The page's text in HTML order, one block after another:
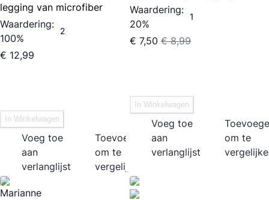
legging van microfiber
Waardering:
100%
2
€ 12,99
In Winkelwagen
Voeg toe
aan
verlanglijst
Toevoegen
om te
vergelijken
Waardering:
20%
1
€ 7,50 € 8,99
In Winkelwagen
Voeg toe
aan
verlanglijst
om te
Marianne